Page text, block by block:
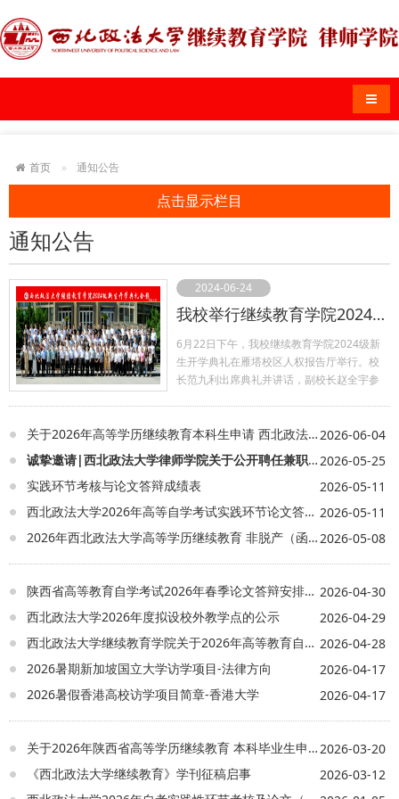
导航
首页 通知公告
点击显示栏目
通知公告
2024-06-24
我校举行继续教育学院2024级新生开学典礼
6月22日下午，我校继续教育学院2024级新
生开学典礼在雁塔校区人权报告厅举行。校
长范九利出席典礼并讲话，副校长赵全宇参
势、师资队伍、专业特色等情况。他强调，
同学们要心怀理想，珍惜在校时光，利用好
学校的图书资源、教学资源，将马锡五审判
经验、枫桥经验等法学理论研究成果与自身
的实践结合起来，读书立心，奋力逐梦，为
早日实现自己的人生追求和目标打好基础。
继续教育学院院长李集合以“敬畏大学 在大学
芳、侦查学专业贾小飞代表新生发言，2022
级专升本班法学专业蔡鼎同学代表毕业生发
发言。 继续教育学院相关负责人，教师代
表，2024级新生参加活动。 （参会领导为新
关于2026年高等学历继续教育本科生申请 西北政法大学学士学位的通知2026-06-04
诚挚邀请|西北政法大学律师学院关于公开聘任兼职实务师资与特聘专家的通知2026-05-25
实践环节考核与论文答辩成绩表
2026-05-11
西北政法大学2026年高等自学考试实践环节论文答辩工作圆满结束 2026-05-11
2026年西北政法大学高等学历继续教育 非脱产（函授学生）毕业生 申请学士学位考试报考通知2026-05-08
陕西省高等教育自学考试2026年春季论文答辩安排顺序 2026-04-30
西北政法大学2026年度拟设校外教学点的公示
2026-04-29
西北政法大学继续教育学院关于2026年高等教育自学考试本科毕业生学士学位考试报名的通知 2026-04-28
2026暑期新加坡国立大学访学项目-法律方向
2026-04-17
2026暑假香港高校访学项目简章-香港大学
2026-04-17
关于2026年陕西省高等学历继续教育 本科毕业生申请西北政法大学学士学位的通知2026-03-20
《西北政法大学继续教育》学刊征稿启事
2026-03-12